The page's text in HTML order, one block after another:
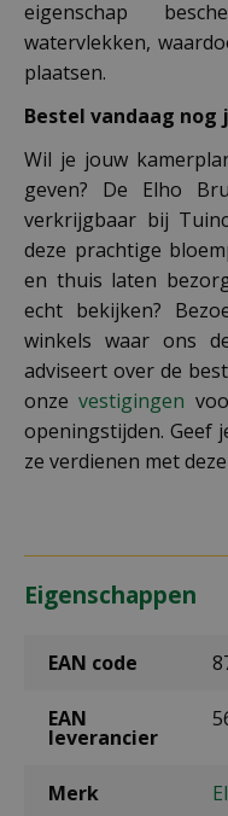
eigenschap
watervlekken,
plaatsen.
Bestel vandaag nog
Wil je jouw
geven? De Elho
verkrijgbaar bij
deze prachtige
en thuis laten
echt bekijken?
winkels waar ons
adviseert over de
onzevestigingen
openingstijden. Geef
ze verdienen met
Eigenschappen
EAN code
EAN
leverancier
Merk